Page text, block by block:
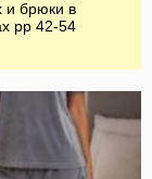
и брюки в
рр 42-54